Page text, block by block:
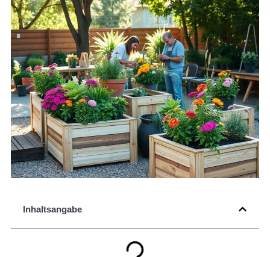
Inhaltsangabe